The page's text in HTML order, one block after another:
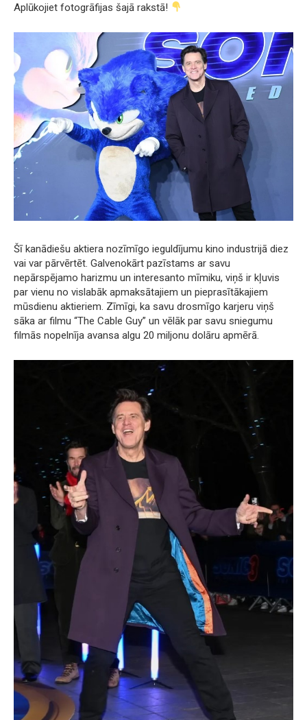
Aplūkojiet fotogrāfijas šajā rakstā!
Šī kanādiešu aktiera nozīmīgo ieguldījumu kino industrijā diez
vai var pārvērtēt. Galvenokārt pazīstams ar savu
nepārspējamo harizmu un interesanto mīmiku, viņš ir kļuvis
par vienu no vislabāk apmaksātajiem un pieprasītākajiem
mūsdienu aktieriem. Zīmīgi, ka savu drosmīgo karjeru viņš
sāka ar filmu “The Cable Guy” un vēlāk par savu sniegumu
filmās nopelnīja avansa algu 20 miljonu dolāru apmērā.